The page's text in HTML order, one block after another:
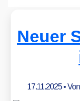
Neuer
17.11.2025• Von